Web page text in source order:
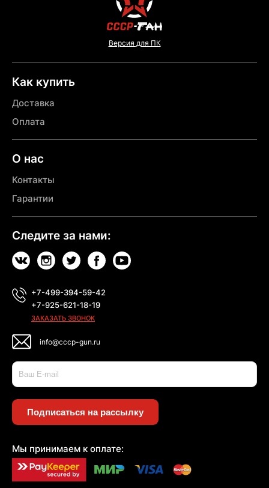
Версия для ПК
Как купить
Доставка
Оплата
О нас
Контакты
Гарантии
Следите за нами:
+7-499-394-59-42
+7-925-621-18-19
ЗАКАЗАТЬ ЗВОНОК
info@cccp-gun.ru
Подписаться на рассылку
Мы принимаем к оплате: